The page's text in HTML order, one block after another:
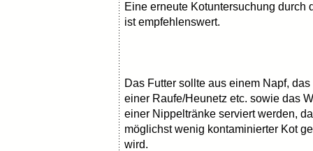
Eine erneute Kotuntersuchung durch
ist empfehlenswert.
Das Futter sollte aus einem Napf,
einer Raufe/Heunetz etc. sowie das
einer Nippeltränke serviert werden,
möglichst wenig kontaminierter Kot
wird.